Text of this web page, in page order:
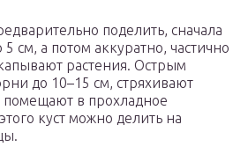
поделить, сначала
см, а потом аккуратно, частично
растения. Острым
до 10–15 см, стряхивают
в прохладное
куст можно делить на